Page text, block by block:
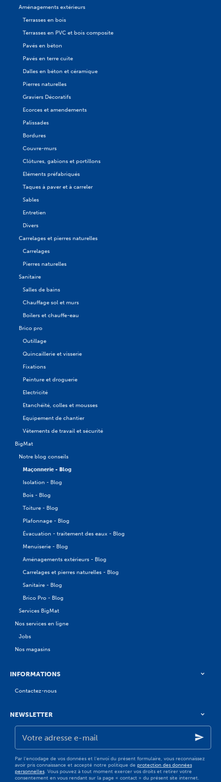
Aménagements extérieurs
Terrasses en bois
Terrasses en PVC et bois composite
Pavés en béton
Pavés en terre cuite
Dalles en béton et céramique
Pierres naturelles
Graviers Décoratifs
Ecorces et amendements
Palissades
Bordures
Couvre-murs
Clôtures, gabions et portillons
Eléments préfabriqués
Taques à paver et à carreler
Sables
Entretien
Divers
Carrelages et pierres naturelles
Carrelages
Pierres naturelles
Sanitaire
Salles de bains
Chauffage sol et murs
Boilers et chauffe-eau
Brico pro
Outillage
Quincaillerie et visserie
Fixations
Peinture et droguerie
Electricité
Etanchéité, colles et mousses
Equipement de chantier
Vêtements de travail et sécurité
BigMat
Notre blog conseils
Maçonnerie - Blog
Isolation - Blog
Bois - Blog
Toiture - Blog
Plafonnage - Blog
Évacuation - traitement des eaux - Blog
Menuiserie - Blog
Aménagements extérieurs - Blog
Carrelages et pierres naturelles - Blog
Sanitaire - Blog
Brico Pro - Blog
Services BigMat
Nos services en ligne
Jobs
Nos magasins
INFORMATIONS
Contactez-nous
NEWSLETTER
Votre
adresse
Par l'encodage de vos données et l'envoi du présent formulaire, vous reconnaissez
avoir pris connaissance et accepté notre politique de protection des données
personnelles. Vous pouvez à tout moment exercer vos droits et retirer votre
consentement en vous rendant sur la page « contact » du présent site internet.